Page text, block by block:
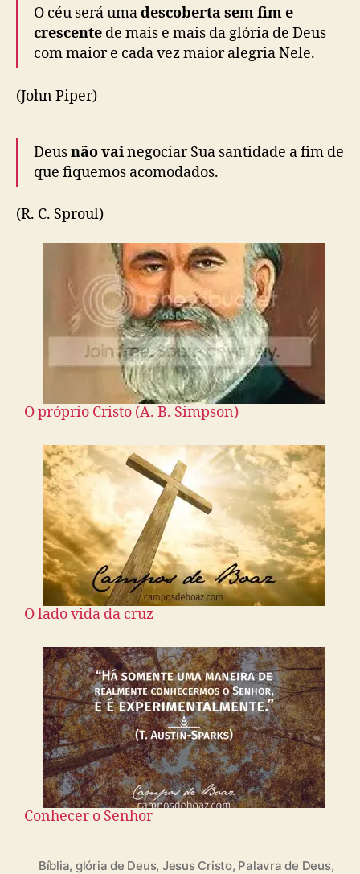
O céu será umadescoberta sem fim e
crescente de mais e mais da glória de Deus
com maior e cada vez maior alegria Nele.
(John Piper)
Deusnão vainegociar Sua santidade a fim de
que fiquemos acomodados.
(R. C. Sproul)
O próprio Cristo (A. B. Simpson)
O lado vida da cruz
Conhecer o Senhor
Bíblia, glória de Deus, Jesus Cristo, Palavra de Deus,